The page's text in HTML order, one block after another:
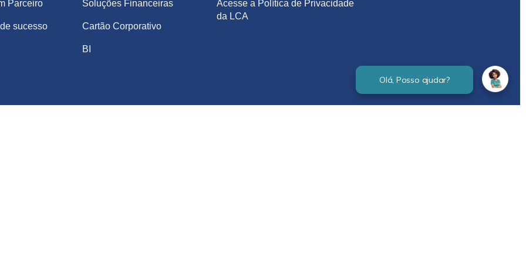
Parceiro
sucesso
Soluções Financeiras
Cartão Corporativo
BI
Acesse a Política de Privacidade
da LCA